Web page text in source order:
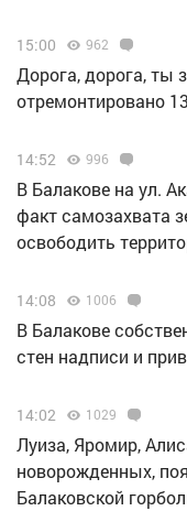
15:00 962
Дорога, дорога, ты
отремонтировано
14:52 996
В Балакове на ул.
факт самозахвата
освободить
14:08 1006
В Балакове
стен надписи и
14:02 1029
Луиза, Яромир,
новорожденных,
Балаковской